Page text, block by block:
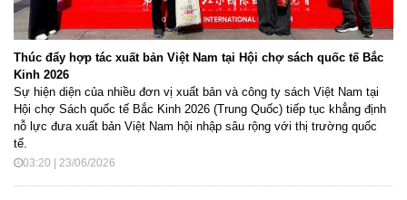
Thúc đẩy hợp tác xuất bản Việt Nam tại Hội chợ sách quốc tế Bắc
Kinh 2026
Sự hiện diện của nhiều đơn vị xuất bản và công ty sách Việt Nam tại
Hội chợ Sách quốc tế Bắc Kinh 2026 (Trung Quốc) tiếp tục khẳng định
nỗ lực đưa xuất bản Việt Nam hội nhập sâu rộng với thị trường quốc
tế.
03:20 | 23/06/2026